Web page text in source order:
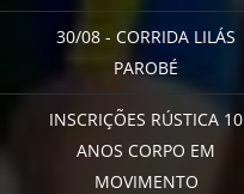
30/08 - CORRIDA LILÁS
PAROBÉ
INSCRIÇÕES RÚSTICA 10
ANOS CORPO EM
MOVIMENTO